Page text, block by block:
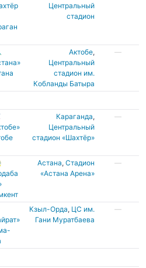
Центральный
стадион
Актобе,
Центральный
стадион им.
Кобланды Батыра
—
Караганда,
Центральный
стадион «Шахтёр»
—
Астана,Стадион
«Астана Арена»
—
Кзыл-Орда, ЦC им.
Гани Муратбаева
—